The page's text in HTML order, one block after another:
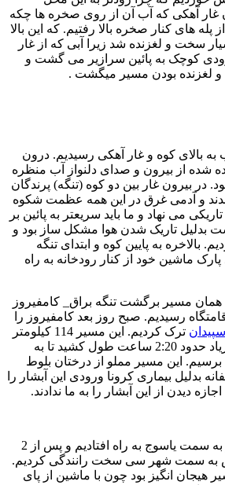
غار آهکی که آب آن از روی صخره ها چکه
پله های کنار صخره بالا رفتیم. که این بالا
سخت و لغزنده شد زیرا آبی که از غار
کوچک به پائین سرازیر می گشت و
لغزنده بودن مسیر میگشت .
در ساعت 8 شب به بالای کوه و غار آهکی رسیدیم. درون
شده از بیرون و صدای دلنواز آب منظره
در بیرون غار بین دو کوه (تنگه) پرندگان
و آدمی غرق در این همه عظمت شکوه
می نهاد و ما باید سریعتر به پائین بر
بدلیل تاریک شدن هوا مشکل ساز بود و
بالاخره به پایین کوه و ابتدای تنگه
ماشین خود از کنار رودخانه به راه
همان مسیر برگشت تنگه براق_ کامفیروز
رسیدیم. صبح روز بعد کامفیروز را
ترک کردیم. این مسیر 114 کیلومتر
است اما بدلیل پیچ های زیاد حدود 2:20 ساعت طول کشید تا به
این مسیر مملو از درختان بلوط
بدلیل بیماری کرونا ورودی این آبشار را
دیدن از این آبشار را به ما ندادند.
ناگزیر بدون دیدن آبشار به سمت یاسوج به راه افتادیم و پس از 2
به سمت شهر سی سخت رانندگی کردیم.
هیجان انگیز بود چون با ماشین از پای